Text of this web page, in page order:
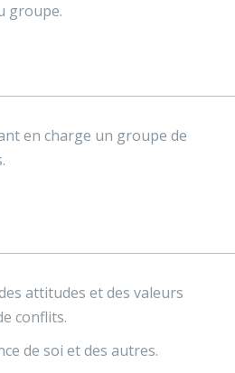
groupe.
en charge un groupe de
attitudes et des valeurs
conflits.
de soi et des autres.